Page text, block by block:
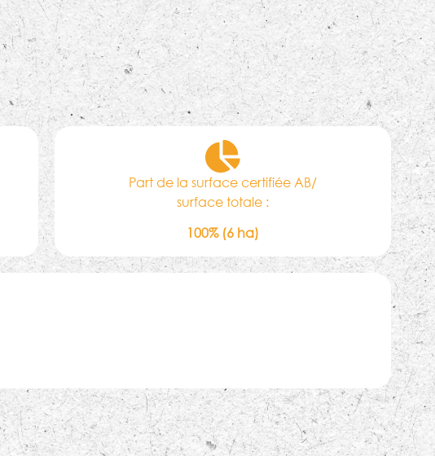
Part de la surface certifiée AB/
surface totale :
100% (6 ha)